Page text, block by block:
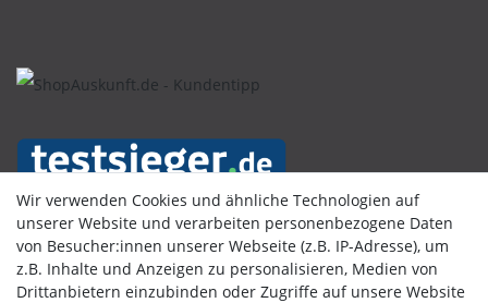
Kundenbewertungen
Wir verwenden Cookies und ähnliche Technologien auf
unserer Website und verarbeiten personenbezogene Daten
von Besucher:innen unserer Webseite (z.B. IP-Adresse), um
z.B. Inhalte und Anzeigen zu personalisieren, Medien von
Drittanbietern einzubinden oder Zugriffe auf unsere Website